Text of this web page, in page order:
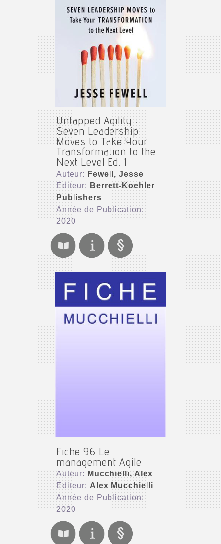
Untapped Agility :
Seven Leadership
Moves to Take Your
Transformation to the
Next Level Ed. 1
Auteur: Fewell, Jesse
Editeur: Berrett-Koehler
Publishers
Année de Publication:
2020
Fiche 96 Le
management Agile
Auteur: Mucchielli, Alex
Editeur:Alex Mucchielli
Année de Publication:
2020